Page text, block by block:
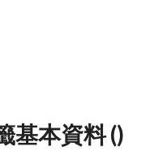
基本資料 ()